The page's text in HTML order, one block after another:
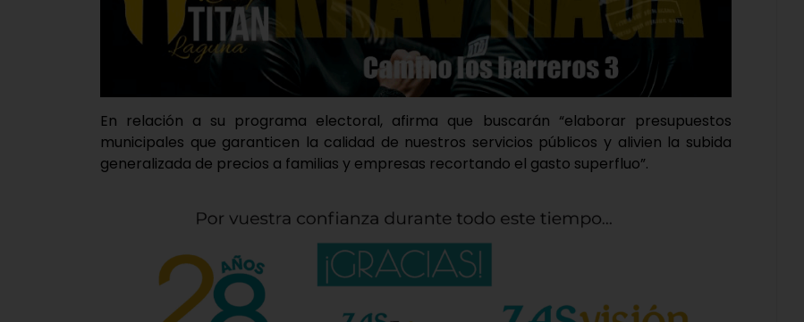
En relación a su programa electoral, afirma que buscarán “elaborar presupuestos
municipales que garanticen la calidad de nuestros servicios públicos y alivien la subida
generalizada de precios a familias y empresas recortando el gasto superfluo”.